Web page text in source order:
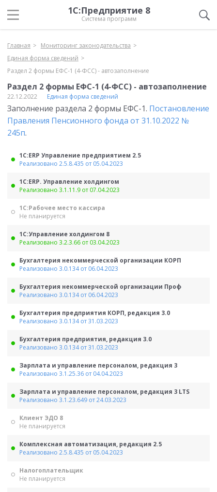
1С:Предприятие 8
Система программ
Главная
Мониторинг законодательства
Единая форма сведений
Раздел 2 формы ЕФС-1 (4-ФСС) - автозаполнение
Раздел 2 формы ЕФС-1 (4-ФСС) - автозаполнение
22.12.2022 Единая форма сведений
Заполнение раздела 2 формы ЕФС-1. Постановление
Правления Пенсионного фонда от 31.10.2022 №
245п.
1С:ERP Управление предприятием 2.5
Реализовано 2.5.8.435 от 05.04.2023
1С:ERP. Управление холдингом
Реализовано 3.1.11.9 от 07.04.2023
1С:Рабочее место кассира
Не планируется
1С:Управление холдингом 8
Реализовано 3.2.3.66 от 03.04.2023
Бухгалтерия некоммерческой организации КОРП
Реализовано 3.0.134 от 06.04.2023
Бухгалтерия некоммерческой организации Проф
Реализовано 3.0.134 от 06.04.2023
Бухгалтерия предприятия КОРП, редакция 3.0
Реализовано 3.0.134 от 31.03.2023
Бухгалтерия предприятия, редакция 3.0
Реализовано 3.0.134 от 31.03.2023
Зарплата и управление персоналом, редакция 3
Реализовано 3.1.25.36 от 04.04.2023
Зарплата и управление персоналом, редакция 3 LTS
Реализовано 3.1.23.649 от 24.03.2023
Клиент ЭДО 8
Не планируется
Комплексная автоматизация, редакция 2.5
Реализовано 2.5.8.435 от 05.04.2023
Налогоплательщик
Не планируется